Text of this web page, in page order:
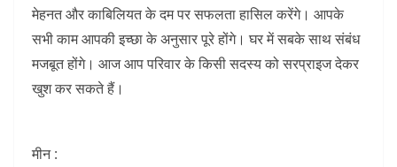
मेहनत और काबिलियत के दम पर सफलता हासिल करेंगे। आपके
सभी काम आपकी इच्छा के अनुसार पूरे होंगे। घर में सबके साथ संबंध
मजबूत होंगे। आज आप परिवार के किसी सदस्य को सरप्राइज देकर
खुश कर सकते हैं।
मीन :